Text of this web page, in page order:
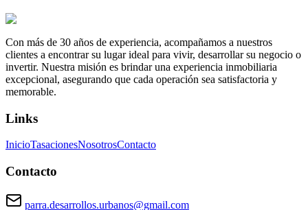
Con más de 30 años de experiencia, acompañamos a nuestros
clientes a encontrar su lugar ideal para vivir, desarrollar su negocio o
invertir. Nuestra misión es brindar una experiencia inmobiliaria
excepcional, asegurando que cada operación sea satisfactoria y
memorable.
Links
InicioTasacionesNosotrosContacto
Contacto
parra.desarrollos.urbanos@gmail.com